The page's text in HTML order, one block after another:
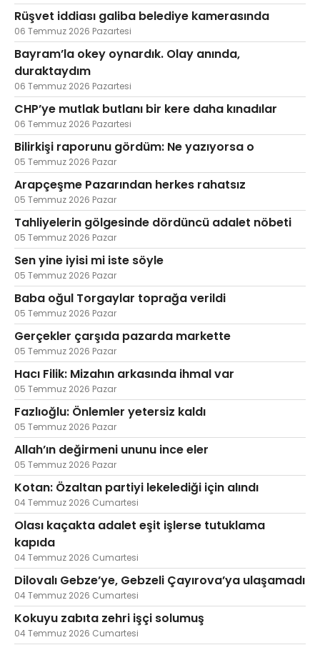
Rüşvet iddiası galiba belediye kamerasında
06 Temmuz 2026 Pazartesi
Bayram’la okey oynardık. Olay anında,
duraktaydım
06 Temmuz 2026 Pazartesi
CHP’ye mutlak butlanı bir kere daha kınadılar
06 Temmuz 2026 Pazartesi
Bilirkişi raporunu gördüm: Ne yazıyorsa o
05 Temmuz 2026 Pazar
Arapçeşme Pazarından herkes rahatsız
05 Temmuz 2026 Pazar
Tahliyelerin gölgesinde dördüncü adalet nöbeti
05 Temmuz 2026 Pazar
Sen yine iyisi mi iste söyle
05 Temmuz 2026 Pazar
Baba oğul Torgaylar toprağa verildi
05 Temmuz 2026 Pazar
Gerçekler çarşıda pazarda markette
05 Temmuz 2026 Pazar
Hacı Filik: Mizahın arkasında ihmal var
05 Temmuz 2026 Pazar
Fazlıoğlu: Önlemler yetersiz kaldı
05 Temmuz 2026 Pazar
Allah’ın değirmeni ununu ince eler
05 Temmuz 2026 Pazar
Kotan: Özaltan partiyi lekelediği için alındı
04 Temmuz 2026 Cumartesi
Olası kaçakta adalet eşit işlerse tutuklama
kapıda
04 Temmuz 2026 Cumartesi
Dilovalı Gebze’ye, Gebzeli Çayırova’ya ulaşamadı
04 Temmuz 2026 Cumartesi
Kokuyu zabıta zehri işçi solumuş
04 Temmuz 2026 Cumartesi